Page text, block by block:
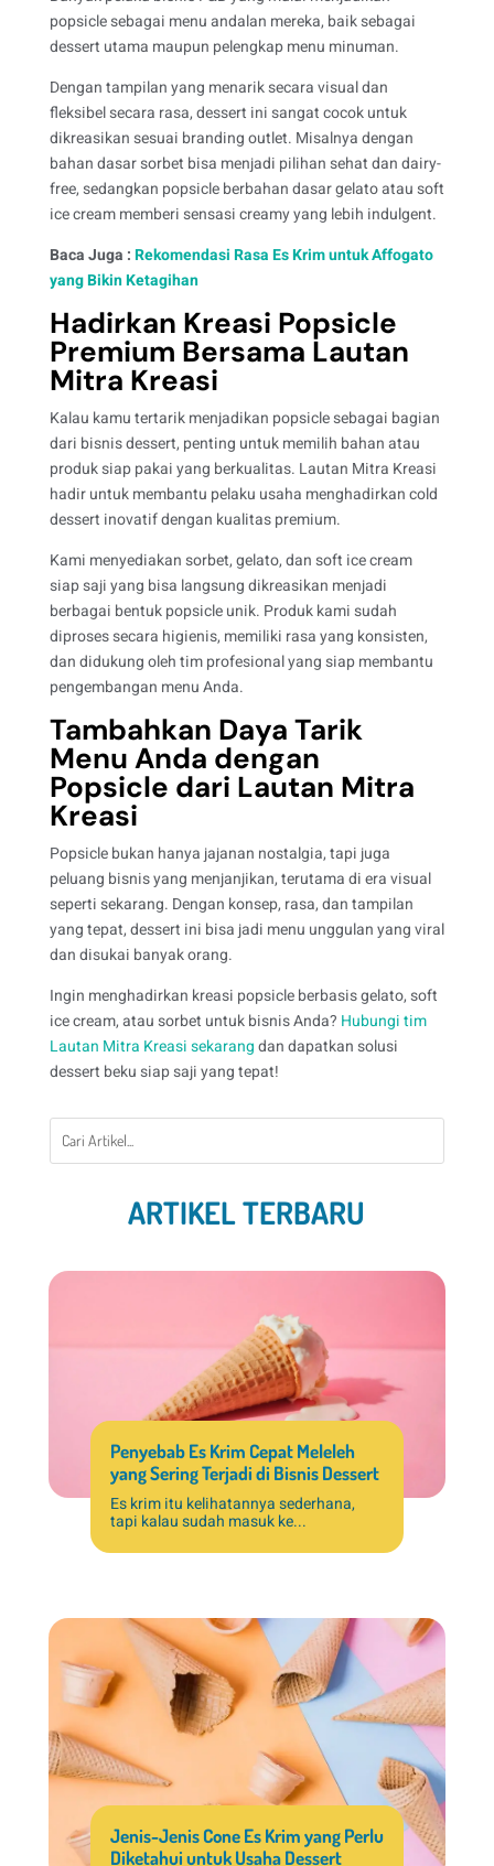
popsicle sebagai menu andalan mereka, baik sebagai
dessert utama maupun pelengkap menu minuman.
Dengan tampilan yang menarik secara visual dan
fleksibel secara rasa, dessert ini sangat cocok untuk
dikreasikan sesuai branding outlet. Misalnya dengan
bahan dasar sorbet bisa menjadi pilihan sehat dan dairy-
free, sedangkan popsicle berbahan dasar gelato atau soft
ice cream memberi sensasi creamy yang lebih indulgent.
Baca Juga :Rekomendasi Rasa Es Krim untuk Affogato
yang Bikin Ketagihan
Hadirkan Kreasi Popsicle
Premium Bersama Lautan
Mitra Kreasi
Kalau kamu tertarik menjadikan popsicle sebagai bagian
dari bisnis dessert, penting untuk memilih bahan atau
produk siap pakai yang berkualitas. Lautan Mitra Kreasi
hadir untuk membantu pelaku usaha menghadirkan cold
dessert inovatif dengan kualitas premium.
Kami menyediakan sorbet, gelato, dan soft ice cream
siap saji yang bisa langsung dikreasikan menjadi
berbagai bentuk popsicle unik. Produk kami sudah
diproses secara higienis, memiliki rasa yang konsisten,
dan didukung oleh tim profesional yang siap membantu
pengembangan menu Anda.
Tambahkan Daya Tarik
Menu Anda dengan
Popsicle dari Lautan Mitra
Kreasi
Popsicle bukan hanya jajanan nostalgia, tapi juga
peluang bisnis yang menjanjikan, terutama di era visual
seperti sekarang. Dengan konsep, rasa, dan tampilan
yang tepat, dessert ini bisa jadi menu unggulan yang viral
dan disukai banyak orang.
Ingin menghadirkan kreasi popsicle berbasis gelato, soft
ice cream, atau sorbet untuk bisnis Anda? Hubungi tim
Lautan Mitra Kreasi sekarangdan dapatkan solusi
dessert beku siap saji yang tepat!
ARTIKEL TERBARU
Penyebab Es Krim Cepat Meleleh
yang Sering Terjadi di Bisnis Dessert
Es krim itu kelihatannya sederhana,
tapi kalau sudah masuk ke...
Jenis-Jenis Cone Es Krim yang Perlu
Diketahui untuk Usaha Dessert